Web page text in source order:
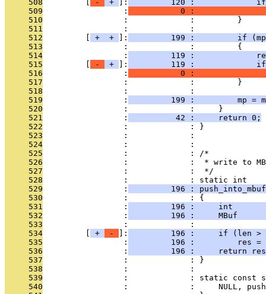
     508
- + ]:
120 :
     509
                 :
0 :
     510
                 :             :         }
     511
                 :             :
     512
+ + ]:
199 :         if
     513
                 :             :         {
     514
                 :
119 :
     515
- + ]:
119 :
     516
                 :
0 :
     517
                 :             :         }
     518
                 :             :
     519
                 :
199 :         mp =
     520
                 :             :     }
     521
                 :
          42 :     return 0;
     522
                 :             : }
     523
                 :             :
     524
                 :             :
     525
                 :             : /*
     526
:             :  * write to
     527
                 :             :  */
     528
                 :             : static int
     529
                 :
196 :
     530
                 :             : {
     531
                 :
196 :     int
     532
                 :
196 :     MBuf
     533
                 :             :
     534
+ - ]:
196 :     if (len >
     535
                 :
196 :         res =
     536
                 :
196 :     return
     537
                 :             : }
     538
                 :             :
     539
:             : static const
     540
:             :     NULL,